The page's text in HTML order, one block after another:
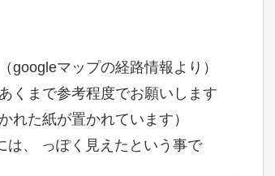
マップの経路情報より）
で参考程度でお願いします
た紙が置かれています）
、 っぽく見えたという事で